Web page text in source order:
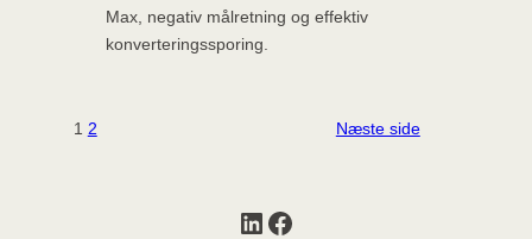
Max, negativ målretning og effektiv
konverteringssporing.
1 2 Næste side
LinkedIn
Facebook